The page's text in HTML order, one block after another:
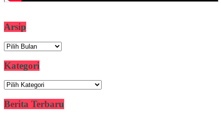
Arsip
Arsip
Kategori
Kategori
Berita Terbaru